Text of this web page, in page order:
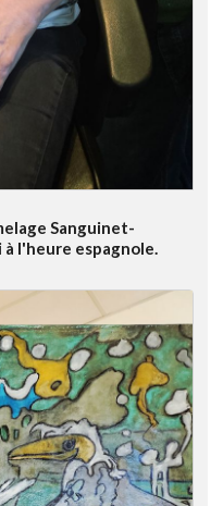
Sanguinet-
à l'heure espagnole.